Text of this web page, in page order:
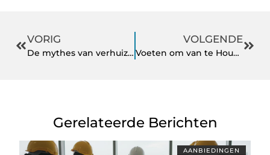
VORIG
De mythes van verhuizen op leeftijd ontmaskerd
VOLGENDE
Voeten om van te Houden – Pedicure Almelo voor Gezondheid en Schoonheid
Gerelateerde Berichten
AANBIEDINGEN